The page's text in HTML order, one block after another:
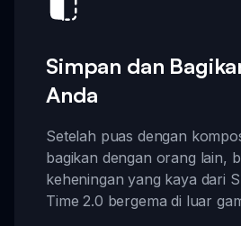
Simpan dan
Anda
Setelah puas dengan
bagikan dengan orang lain,
keheningan yang kaya dari
Time 2.0 bergema di luar